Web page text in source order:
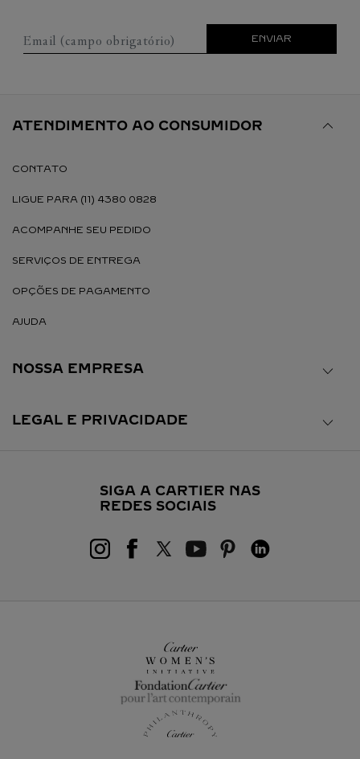
Email (campo obrigatório) ENVIAR
ATENDIMENTO AO CONSUMIDOR
CONTATO
LIGUE PARA (11) 4380 0828
ACOMPANHE SEU PEDIDO
SERVIÇOS DE ENTREGA
OPÇÕES DE PAGAMENTO
AJUDA
NOSSA EMPRESA
LEGAL E PRIVACIDADE
SIGA A CARTIER NAS
REDES SOCIAIS